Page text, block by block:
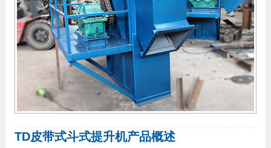
TD皮带式斗式提升机产品概述